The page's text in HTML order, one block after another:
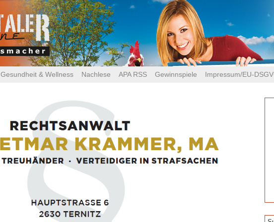
Gesundheit & Wellness Nachlese APA RSS Gewinnspiele Impressum/EU-